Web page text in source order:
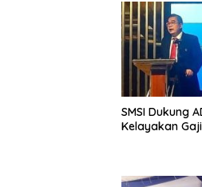
SMSI Dukung
Kelayakan